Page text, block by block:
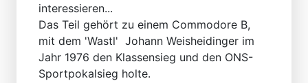
interessieren...
Das Teil gehört zu einem Commodore B,
mit dem 'Wastl' Johann Weisheidinger im
Jahr 1976 den Klassensieg und den ONS-
Sportpokalsieg holte.